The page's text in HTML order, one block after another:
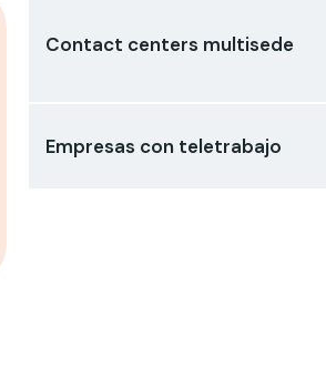
Contact centers multisede
Empresas con teletrabajo